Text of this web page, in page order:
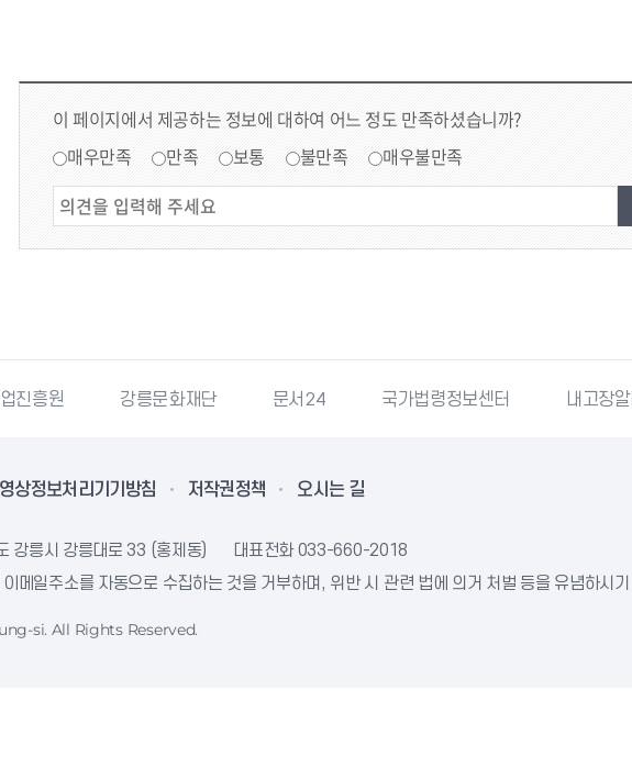
이 페이지에서 제공하는 정보에 대하여 어느 정도 만족하셨습니까?
매우만족
만족 보통 불만족 매우불만족
진흥원 강릉문화재단 문서24 국가법령정보센터 내고장알
영상정보처리기기방침 저작권정책 오시는 길
강릉시 강릉대로 33 (홍제동) 대표전화 033-660-2018
메일주소를 자동으로 수집하는 것을 거부하며, 위반 시 관련 법에 의거 처벌 등을 유념하시
si. All Rights Reserved.